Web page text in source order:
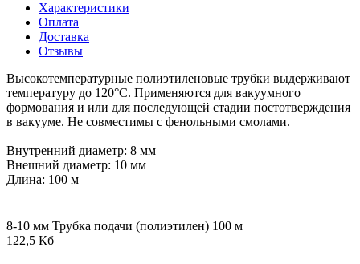
Характеристики
Оплата
Доставка
Отзывы
Высокотемпературные полиэтиленовые трубки выдерживают
температуру до 120°C. Применяются для вакуумного
формования и или для последующей стадии постотверждения
в вакууме. Не совместимы с фенольными смолами.
Внутренний диаметр: 8 мм
Внешний диаметр: 10 мм
Длина: 100 м
8-10 мм Трубка подачи (полиэтилен) 100 м
122,5 Кб